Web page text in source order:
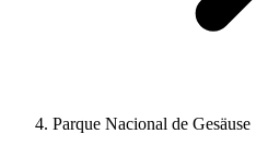
Parque Nacional de Gesäuse